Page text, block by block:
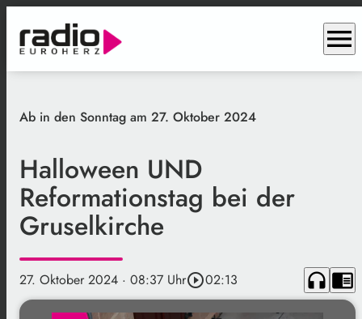
menu
Ab in den Sonntag am 27. Oktober 2024
Halloween UND
Reformationstag bei der
Gruselkirche
27. Oktober 2024 · 08:37 Uhrplay_circle_outline02:13 headphones chrome_reader_mode